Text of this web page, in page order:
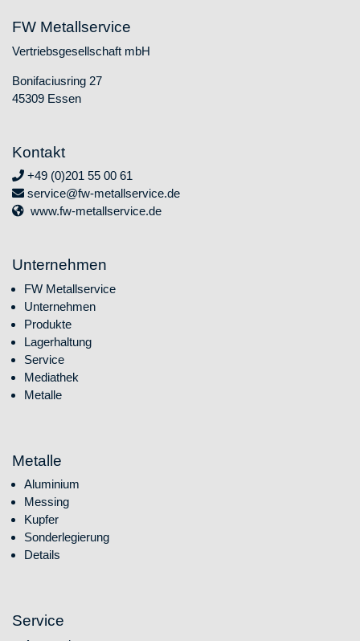
FW Metallservice
Vertriebsgesellschaft mbH
Bonifaciusring 27
45309 Essen
Kontakt
+49 (0)201 55 00 61
service@fw-metallservice.de
www.fw-metallservice.de
Unternehmen
Navigation überspringen
FW Metallservice
Unternehmen
Produkte
Lagerhaltung
Service
Mediathek
Metalle
Metalle
Navigation überspringen
Aluminium
Messing
Kupfer
Sonderlegierung
Details
Service